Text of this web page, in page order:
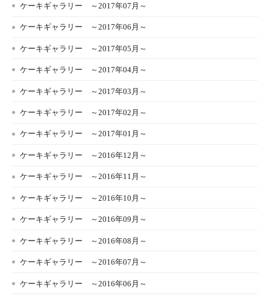
ケーキギャラリー ～2017年07月～
ケーキギャラリー ～2017年06月～
ケーキギャラリー ～2017年05月～
ケーキギャラリー ～2017年04月～
ケーキギャラリー ～2017年03月～
ケーキギャラリー ～2017年02月～
ケーキギャラリー ～2017年01月～
ケーキギャラリー ～2016年12月～
ケーキギャラリー ～2016年11月～
ケーキギャラリー ～2016年10月～
ケーキギャラリー ～2016年09月～
ケーキギャラリー ～2016年08月～
ケーキギャラリー ～2016年07月～
ケーキギャラリー ～2016年06月～